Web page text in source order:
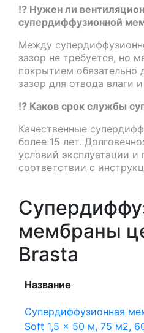
⁉️ Нужен ли
супердиффузионной
Между
зазор не требуется, но
покрытием обязательно
зазор для отвода влаги
⁉️ Каков срок службы
Качественные
более 15 лет.
условий эксплуатации
соответствии с
мембраны
Brasta
Название
Супердиффузионная
Soft 1,5 x 50 м, 75 м2,